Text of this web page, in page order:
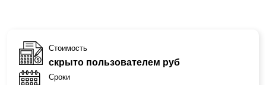
Стоимость
скрыто пользователем руб
Сроки